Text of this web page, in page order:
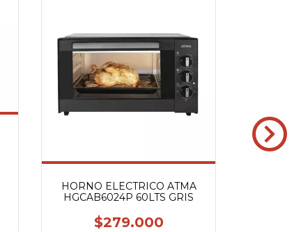
HORNO ELECTRICO ATMA
HGCAB6024P 60LTS GRIS
$279.000